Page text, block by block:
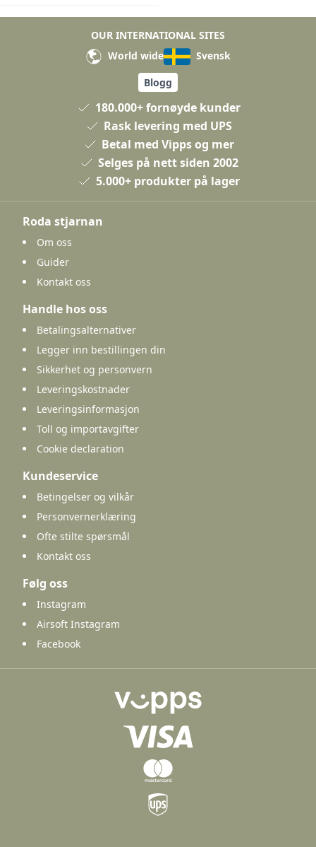
OUR INTERNATIONAL SITES
World wide
Svensk
Blogg
180.000+ fornøyde kunder
Rask levering med UPS
Betal med Vipps og mer
Selges på nett siden 2002
5.000+ produkter på lager
Roda stjarnan
Om oss
Guider
Kontakt oss
Handle hos oss
Betalingsalternativer
Legger inn bestillingen din
Sikkerhet og personvern
Leveringskostnader
Leveringsinformasjon
Toll og importavgifter
Cookie declaration
Kundeservice
Betingelser og vilkår
Personvernerklæring
Ofte stilte spørsmål
Kontakt oss
Følg oss
Instagram
Airsoft Instagram
Facebook